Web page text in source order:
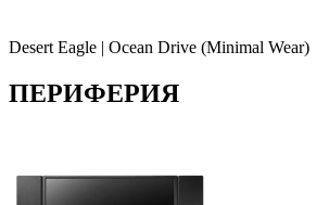
Desert Eagle | Ocean Drive (Minimal Wear)
ПЕРИФЕРИЯ